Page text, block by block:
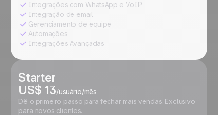
Starter
US$ 13/usuário/mês
Dê o primeiro passo para fechar mais vendas. Exclusivo
para novos clientes.
Integrações com WhatsApp e VoIP
Integração de email
Gerenciamento de equipe
Automações
Integrações Avançadas